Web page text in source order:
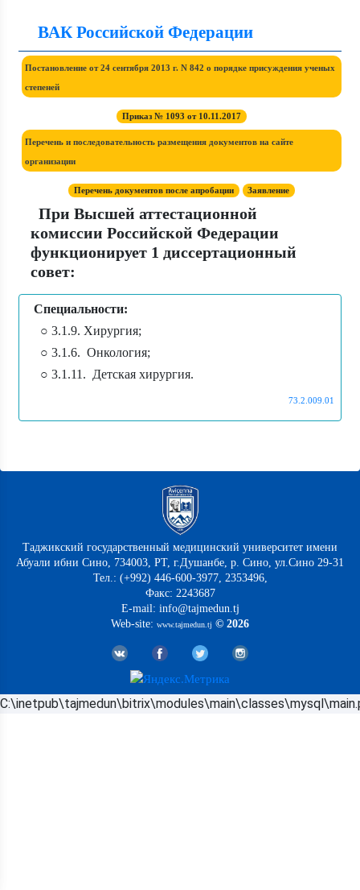
ВАК Российской Федерации
Постановление от 24 сентября 2013 г. N 842 о порядке присуждения ученых
степеней
Приказ № 1093 от 10.11.2017
Перечень и последовательность размещения документов на сайте
организации
Перечень документов после апробации Заявление
При Высшей аттестационной
комиссии Российской Федерации
функционирует 1 диссертационный
совет:
Специальности:
○ 3.1.9. Хирургия;
○ 3.1.6. Онкология;
○ 3.1.11. Детская хирургия.
73.2.009.01
Таджикский государственный медицинский университет имени
Абуали ибни Сино, 734003, РТ, г.Душанбе, р. Сино, ул.Сино 29-31
Тел.: (+992) 446-600-3977, 2353496,
Факс: 2243687
E-mail: info@tajmedun.tj
Web-site: www.tajmedun.tj © 2026